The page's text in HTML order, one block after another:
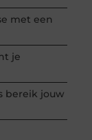
met een
je
bereik jouw